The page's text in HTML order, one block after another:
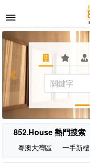
Previous
852.House 熱門搜索
粵澳大灣區 一手新樓